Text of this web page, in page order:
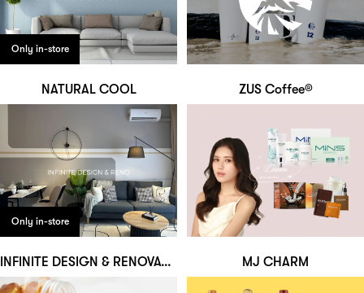
Only in-store
NATURAL COOL ZUS Coffee®
Only in-store
INFINITE DESIGN & RENOVATION MJ CHARM